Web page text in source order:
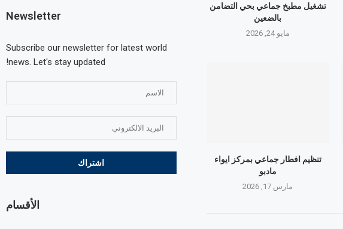
تشغيل مطبخ جماعي بحي التضامن
بالضعين
مايو 24, 2026
تنظيم افطار جماعي بمركز ايواء
مادبو
مارس 17, 2026
Newsletter
Subscribe our newsletter for latest world
news. Let's stay updated!
الأقسام